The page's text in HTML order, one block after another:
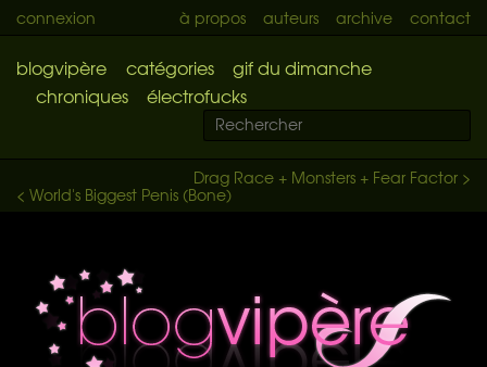
connexion à propos auteurs archive contact
blogvipère catégories
gif du dimanche
chroniques
électrofucks
Drag Race + Monsters + Fear Factor >
< World's Biggest Penis (Bone)